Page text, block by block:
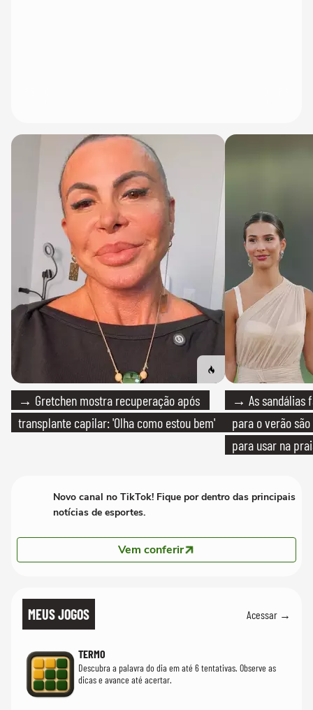
→ Gretchen mostra recuperação após
transplante capilar: 'Olha como estou bem'
→ As sandálias
para o verão
para usar na
Novo canal no TikTok! Fique por dentro das principais
notícias de esportes.
Vem conferir
MEUS JOGOS Acessar →
TERMO
Descubra a palavra do dia em até 6 tentativas. Observe as
dicas e avance até acertar.